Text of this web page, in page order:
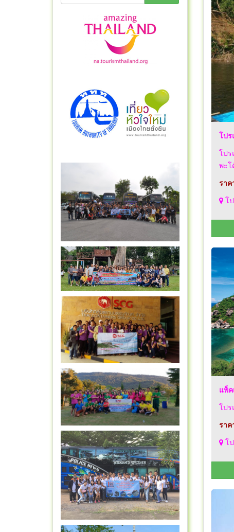
โปร
โปร
พะโ
ราค
โป
แพ็ค
โปร
ราค
โป